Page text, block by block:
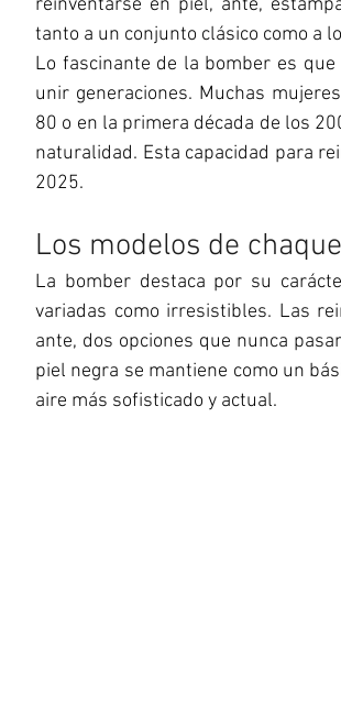
reinventarse en piel, ante,
tanto a un conjunto clásico como a
Lo fascinante de la bomber es
unir generaciones. Muchas
80 o en la primera década de los
naturalidad. Esta capacidad para
2025.
Los modelos de
La bomber destaca por su
variadas como irresistibles. Las
ante, dos opciones que nunca
piel negra se mantiene como un
aire más sofisticado y actual.